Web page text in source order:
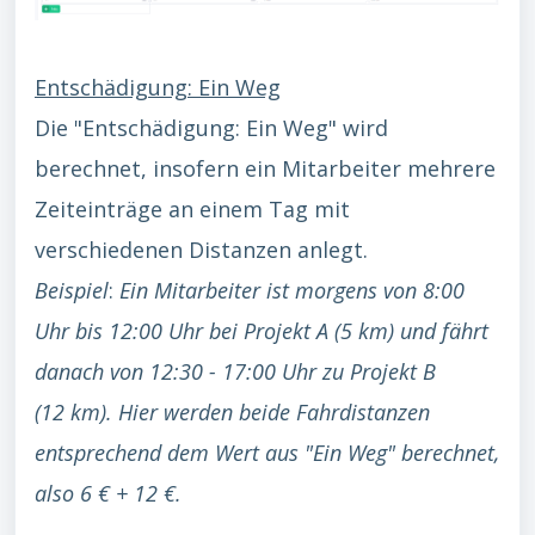
Entschädigung: Ein Weg
Die "Entschädigung: Ein Weg" wird
berechnet, insofern ein Mitarbeiter mehrere
Zeiteinträge an einem Tag mit
verschiedenen Distanzen anlegt.
Beispiel: Ein Mitarbeiter ist morgens von 8:00
Uhr bis 12:00 Uhr bei Projekt A (5 km) und fährt
danach von 12:30 - 17:00 Uhr zu Projekt B
(12 km). Hier werden beide Fahrdistanzen
entsprechend dem Wert aus "Ein Weg" berechnet,
also 6 € + 12 €.